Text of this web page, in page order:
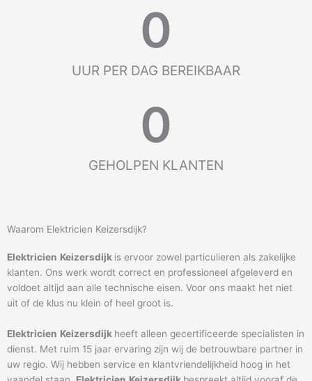
UUR PER DAG BEREIKBAAR
0
GEHOLPEN KLANTEN
0
Waarom Elektricien Keizersdijk?
Elektricien Keizersdijk is ervoor zowel particulieren als zakelijke
klanten. Ons werk wordt correct en professioneel afgeleverd en
voldoet altijd aan alle technische eisen. Voor ons maakt het niet
uit of de klus nu klein of heel groot is.
Elektricien Keizersdijk heeft alleen gecertificeerde specialisten in
dienst. Met ruim 15 jaar ervaring zijn wij de betrouwbare partner in
uw regio. Wij hebben service en klantvriendelijkheid hoog in het